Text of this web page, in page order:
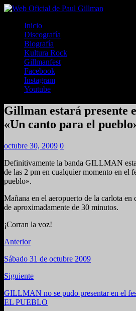
Inicio
Discografía
Biografía
Kultura Rock
Gillmanfest
Facebook
Instagram
Youtube
Gillman estará presente
«Un canto para el
octubre 30, 2009 0
Definitivamente la banda GILLMAN
de las 2 pm en cualquier momento en el
pueblo».
Mañana en el aeropuerto de la carlota en
de aproximadamente de 30 minutos.
¡Corran la voz!
Anterior
Sábado 31 de octubre 2009
Siguiente
GILLMAN no se pudo presentar en el
EL PUEBLO